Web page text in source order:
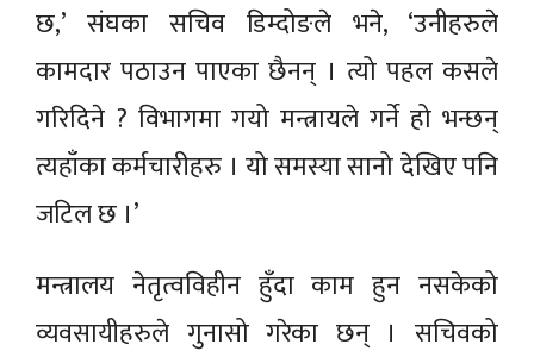
छ,’ संघका सचिव डिम्दोङले भने, ‘उनीहरुले
कामदार पठाउन पाएका छैनन् । त्यो पहल कसले
गरिदिने ? विभागमा गयो मन्त्रायले गर्ने हो भन्छन्
त्यहाँका कर्मचारीहरु । यो समस्या सानो देखिए पनि
जटिल छ ।’
मन्त्रालय नेतृत्वविहीन हुँदा काम हुन नसकेको
व्यवसायीहरुले गुनासो गरेका छन् । सचिवको